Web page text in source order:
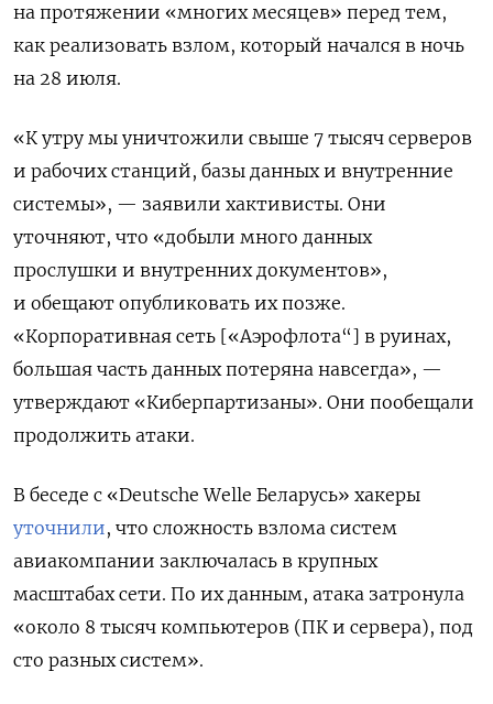
на протяжении «многих месяцев» перед тем,
как реализовать взлом, который начался в ночь
на 28 июля.
«К утру мы уничтожили свыше 7 тысяч серверов
и рабочих станций, базы данных и внутренние
системы», — заявили хактивисты. Они
уточняют, что «добыли много данных
прослушки и внутренних документов»,
и обещают опубликовать их позже.
«Корпоративная сеть [«Аэрофлота“] в руинах,
большая часть данных потеряна навсегда», —
утверждают «Киберпартизаны». Они пообещали
продолжить атаки.
В беседе с «Deutsche Welle Беларусь» хакеры
уточнили, что сложность взлома систем
авиакомпании заключалась в крупных
масштабах сети. По их данным, атака затронула
«около 8 тысяч компьютеров (ПК и сервера), под
сто разных систем».